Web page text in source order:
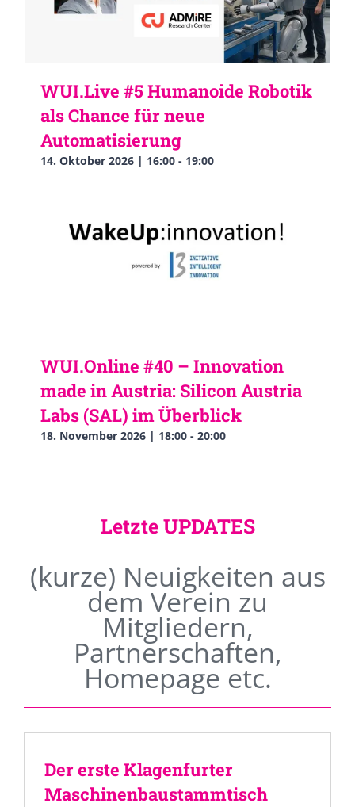
WUI.Live #5 Humanoide Robotik
als Chance für neue
Automatisierung
14. Oktober 2026 | 16:00 - 19:00
WUI.Online #40 – Innovation
made in Austria: Silicon Austria
Labs (SAL) im Überblick
18. November 2026 | 18:00 - 20:00
Letzte UPDATES
(kurze) Neuigkeiten aus
dem Verein zu
Mitgliedern,
Partnerschaften,
Homepage etc.
Der erste Klagenfurter
Maschinenbaustammtisch